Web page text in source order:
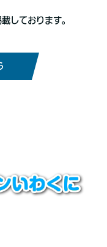
しております。